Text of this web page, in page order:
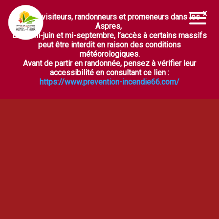
Ouvrir la barre d’outils
Chers visiteurs, randonneurs et promeneurs dans les
Aspres,
Entre mi-juin et mi-septembre, l’accès à certains massifs
peut être interdit en raison des conditions
météorologiques.
Avant de partir en randonnée, pensez à vérifier leur
accessibilité en consultant ce lien :
https://www.prevention-incendie66.com/